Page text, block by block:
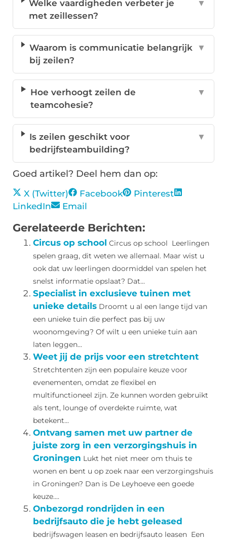
Welke vaardigheden verbeter je
met zeillessen?
▼
Waarom is communicatie belangrijk
bij zeilen?
▼
Hoe verhoogt zeilen de
teamcohesie?
▼
Is zeilen geschikt voor
bedrijfsteambuilding?
▼
Goed artikel? Deel hem dan op:
X (Twitter) Facebook
Pinterest
LinkedIn
Email
Gerelateerde Berichten:
Circus op school Circus op school Leerlingen
spelen graag, dit weten we allemaal. Maar wist u
ook dat uw leerlingen doormiddel van spelen het
snelst informatie opslaat? Dat...
Specialist in exclusieve tuinen met
unieke details Droomt u al een lange tijd van
een unieke tuin die perfect pas bij uw
woonomgeving? Of wilt u een unieke tuin aan
laten leggen...
Weet jij de prijs voor een stretchtent
Stretchtenten zijn een populaire keuze voor
evenementen, omdat ze flexibel en
multifunctioneel zijn. Ze kunnen worden gebruikt
als tent, lounge of overdekte ruimte, wat
betekent...
Ontvang samen met uw partner de
juiste zorg in een verzorgingshuis in
Groningen Lukt het niet meer om thuis te
wonen en bent u op zoek naar een verzorgingshuis
in Groningen? Dan is De Leyhoeve een goede
keuze....
Onbezorgd rondrijden in een
bedrijfsauto die je hebt geleased
bedrijfswagen leasen en bedrijfsauto leasen Een